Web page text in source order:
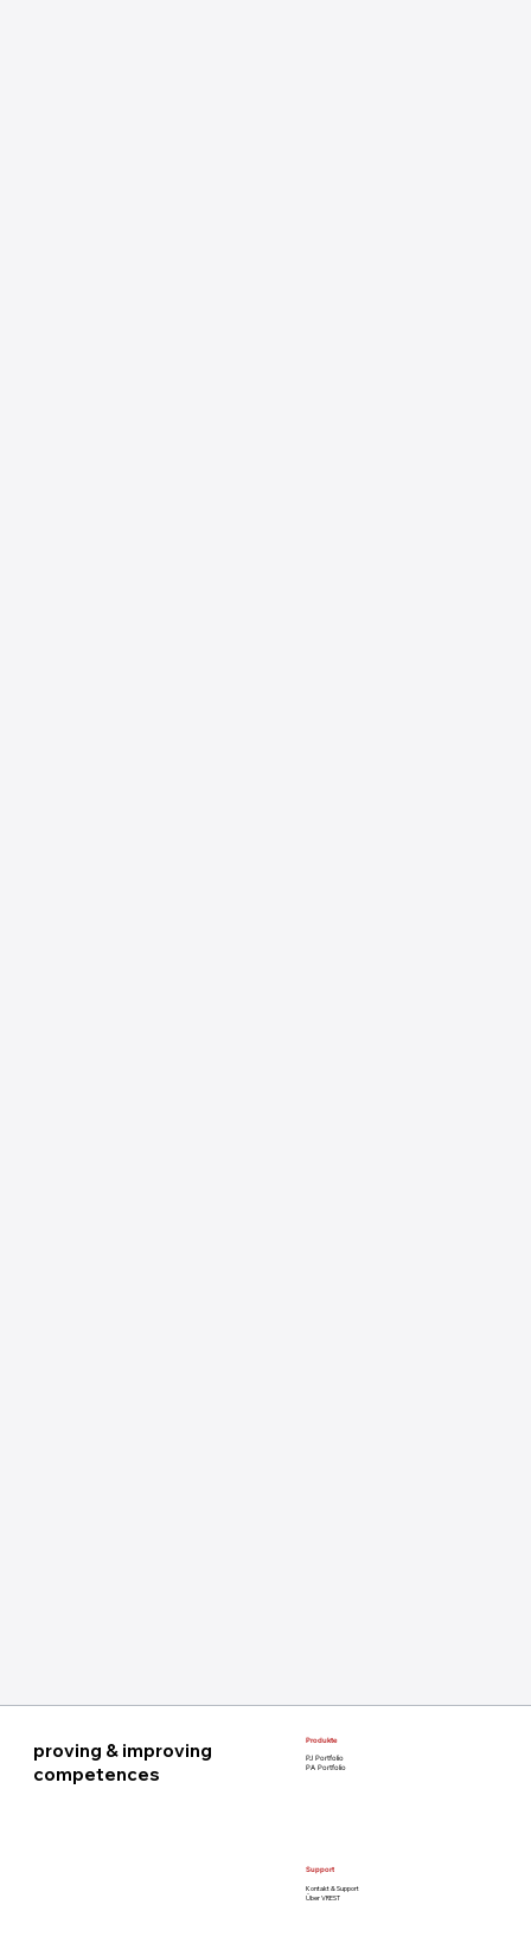
proving & improving
competences
Produkte
PJ Portfolio
PA Portfolio
Support
Kontakt & Support
Über VREST